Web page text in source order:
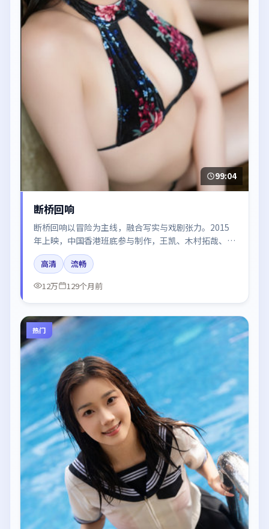
99:04
断桥回响
断桥回响以冒险为主线，融合写实与戏剧张力。2015
年上映，中国香港班底参与制作，王凯、木村拓哉、汤
唯、倪妮在片中呈现细腻表演，影像风格统一，配乐与
剪辑强化了情绪曲线。
高清
流畅
12万
129个月前
热门